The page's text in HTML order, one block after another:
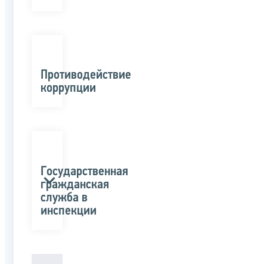
Противодействие
коррупции
Государственная
гражданская
служба в
инспекции